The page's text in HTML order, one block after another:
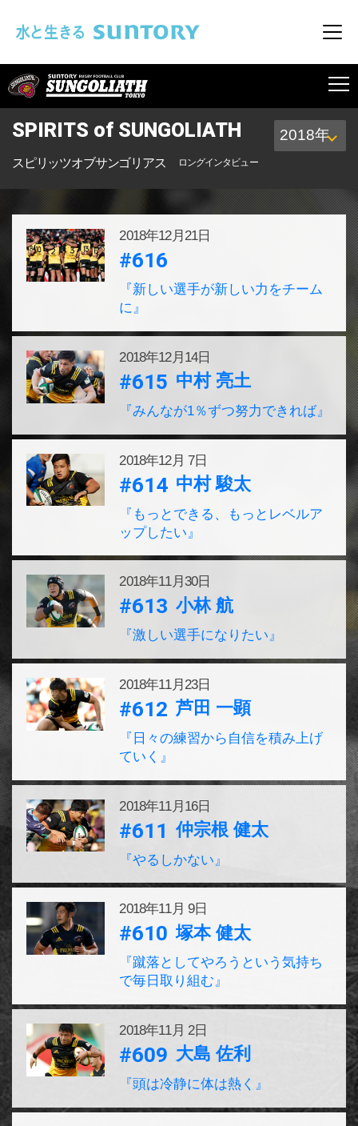
メ
SPIRITS of SUNGOLIATH
スピリッツオブサンゴリアス ロングインタビュー
2018年12月21日
#616
『新しい選手が新しい力をチーム
に』
2018年12月14日
#615 中村 亮土
『みんなが1％ずつ努力できれば』
2018年12月 7日
#614 中村 駿太
『もっとできる、もっとレベルア
ップしたい』
2018年11月30日
#613 小林 航
『激しい選手になりたい』
2018年11月23日
#612 芦田 一顕
『日々の練習から自信を積み上げ
ていく』
2018年11月16日
#611 仲宗根 健太
『やるしかない』
2018年11月 9日
#610 塚本 健太
『蹴落としてやろうという気持ち
で毎日取り組む』
2018年11月 2日
#609 大島 佐利
『頭は冷静に体は熱く』